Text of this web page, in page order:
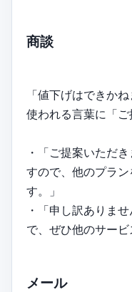
商談
「値下げはできか
使われる言葉に「ご
・「ご提案いただ
すので、他のプラ
す。」
・「申し訳ありま
で、ぜひ他のサービ
メール